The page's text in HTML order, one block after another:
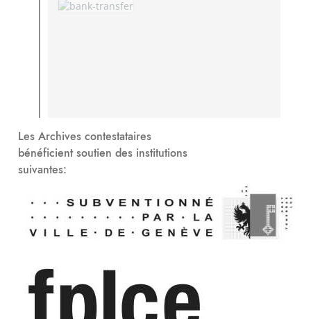
Les Archives contestataires
bénéficient soutien des institutions
suivantes: